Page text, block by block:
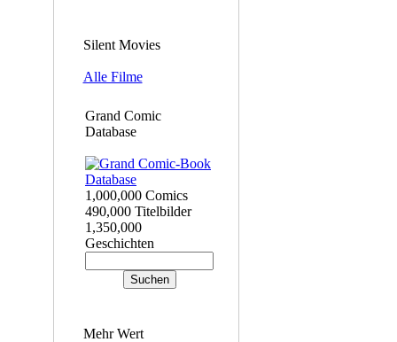
Silent Movies
Alle Filme
Grand Comic
Database
1,000,000 Comics
490,000 Titelbilder
1,350,000
Geschichten
Mehr Wert